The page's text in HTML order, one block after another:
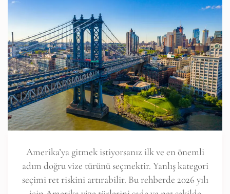
Amerika’ya gitmek istiyorsanız ilk ve en önemli
adım doğru vize türünü seçmektir. Yanlış kategori
seçimi ret riskini artırabilir. Bu rehberde 2026 yılı